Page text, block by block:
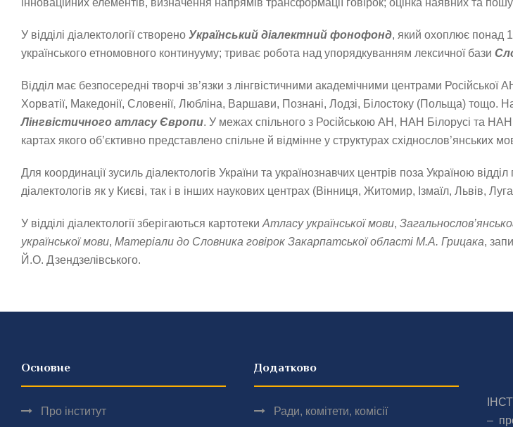
інноваційних елементів, визначення напрямів трансформації говірок; оцінка наявних та
У відділі діалектології створено Український діалектний фонофонд, який охоплює понад
українського етномовного континууму; триває робота над упорядкуванням лексичної бази
Відділ має безпосередні творчі зв’язки з лінгвістичними академічними центрами
Хорватії, Македонії, Словенії, Любліна, Варшави, Познані, Лодзі, Білостоку (Польща) тощо.
Лінгвістичного атласу Європи. У межах спільного з Російською АН, НАН Білорусі та НАН
картах якого об’єктивно представлено спільне й відмінне у структурах східнослов’янських
Для координації зусиль діалектологів України та українознавчих центрів поза Україною
діалектологів як у Києві, так і в інших наукових центрах (Вінниця, Житомир, Ізмаїл, Львів,
У відділі діалектології зберігаються картотеки Атласу української мови,
української мови, Матеріали до Словника говірок Закарпатської області М.А. Грицака,
Й.О. Дзендзелівського.
Основне
Про інститут
Додатково
Ради, комітети, комісії
–